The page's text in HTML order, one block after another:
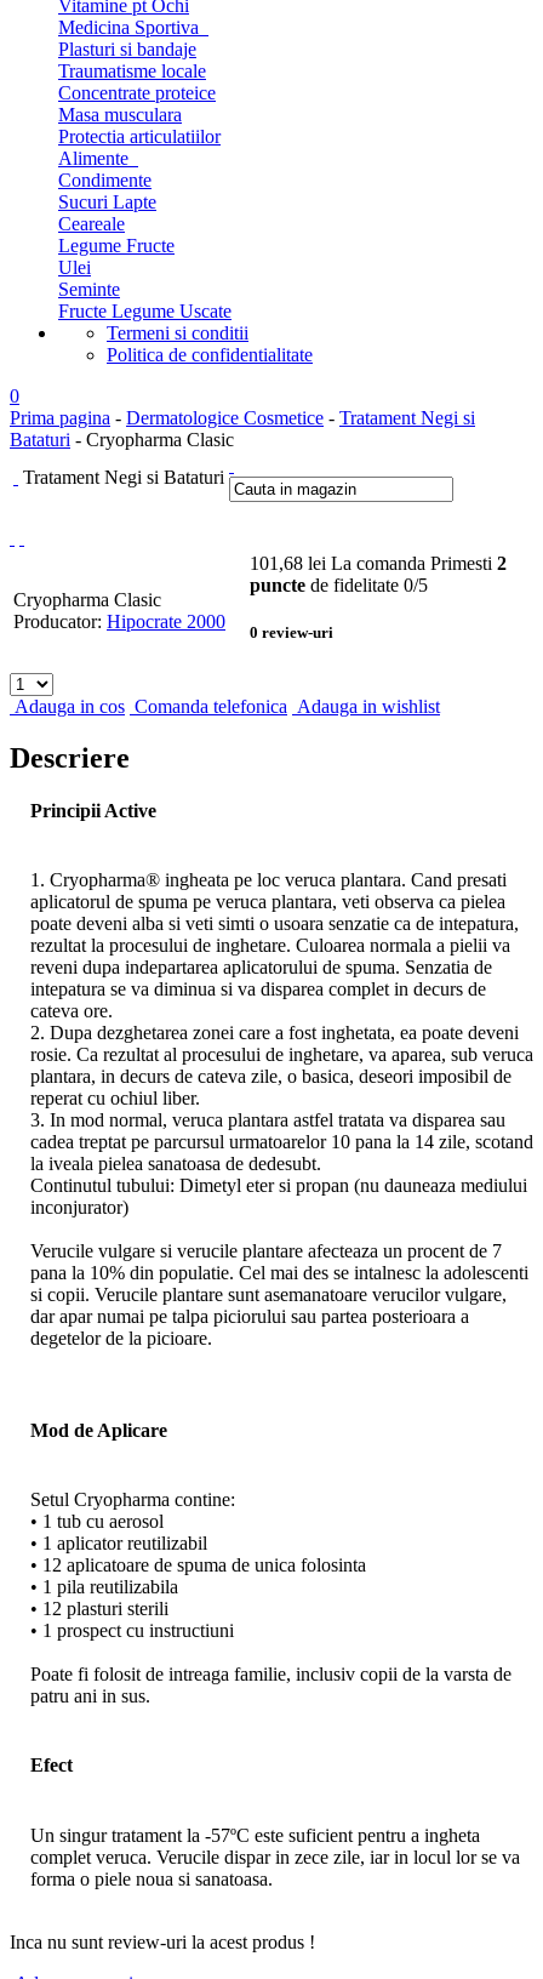
Vitamine pt Ochi
Medicina Sportiva
Plasturi si bandaje
Traumatisme locale
Concentrate proteice
Masa musculara
Protectia articulatiilor
Alimente
Condimente
Sucuri Lapte
Ceareale
Legume Fructe
Ulei
Seminte
Fructe Legume Uscate
Termeni si conditii
Politica de confidentialitate
0
Prima pagina - Dermatologice Cosmetice - Tratament Negi si
Bataturi - Cryopharma Clasic
Tratament Negi si Bataturi
Cryopharma Clasic
Producator: Hipocrate 2000
101,68 lei La comanda Primesti 2
puncte de fidelitate 0/5
0 review-uri
Adauga in cos Comanda telefonica Adauga in wishlist
Descriere
Principii Active
1. Cryopharma® ingheata pe loc veruca plantara. Cand presati
aplicatorul de spuma pe veruca plantara, veti observa ca pielea
poate deveni alba si veti simti o usoara senzatie ca de intepatura,
rezultat la procesului de inghetare. Culoarea normala a pielii va
reveni dupa indepartarea aplicatorului de spuma. Senzatia de
intepatura se va diminua si va disparea complet in decurs de
cateva ore.
2. Dupa dezghetarea zonei care a fost inghetata, ea poate deveni
rosie. Ca rezultat al procesului de inghetare, va aparea, sub veruca
plantara, in decurs de cateva zile, o basica, deseori imposibil de
reperat cu ochiul liber.
3. In mod normal, veruca plantara astfel tratata va disparea sau
cadea treptat pe parcursul urmatoarelor 10 pana la 14 zile, scotand
la iveala pielea sanatoasa de dedesubt.
Continutul tubului: Dimetyl eter si propan (nu dauneaza mediului
inconjurator)
Verucile vulgare si verucile plantare afecteaza un procent de 7
pana la 10% din populatie. Cel mai des se intalnesc la adolescenti
si copii. Verucile plantare sunt asemanatoare verucilor vulgare,
dar apar numai pe talpa piciorului sau partea posterioara a
degetelor de la picioare.
Mod de Aplicare
Setul Cryopharma contine:
• 1 tub cu aerosol
• 1 aplicator reutilizabil
• 12 aplicatoare de spuma de unica folosinta
• 1 pila reutilizabila
• 12 plasturi sterili
• 1 prospect cu instructiuni
Poate fi folosit de intreaga familie, inclusiv copii de la varsta de
patru ani in sus.
Efect
Un singur tratament la -57ºC este suficient pentru a ingheta
complet veruca. Verucile dispar in zece zile, iar in locul lor se va
forma o piele noua si sanatoasa.
Inca nu sunt review-uri la acest produs !